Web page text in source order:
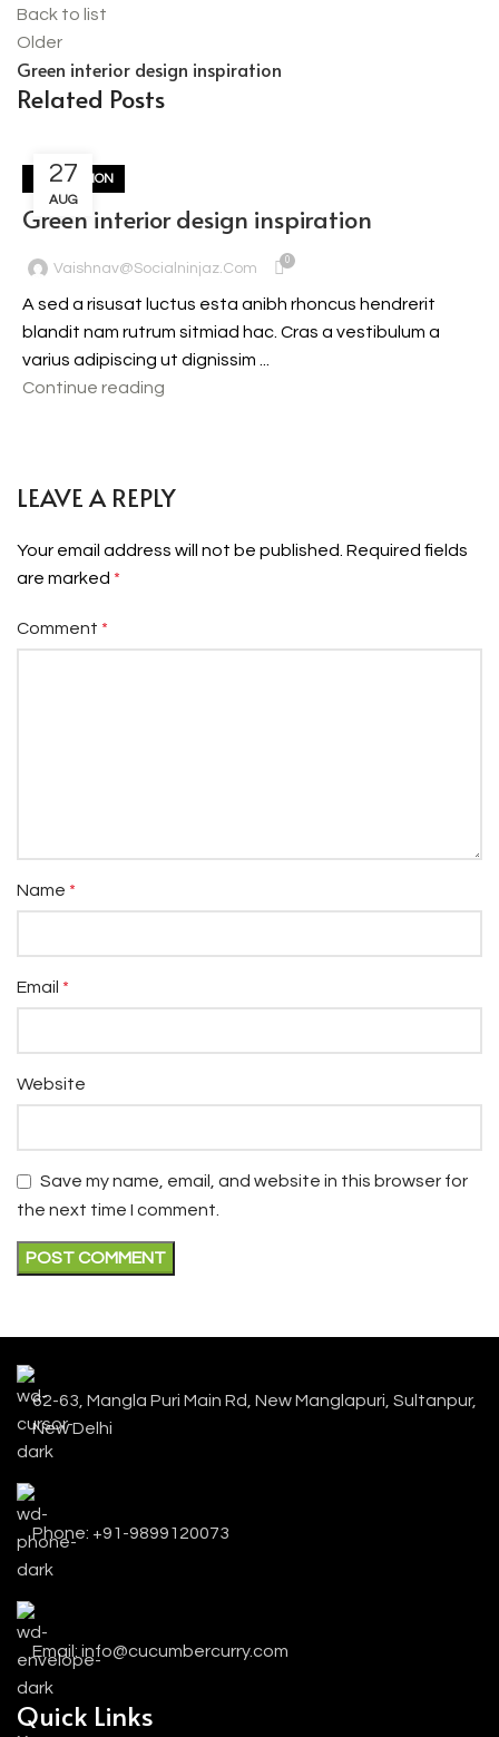
Back to list
Older
Green interior design inspiration
Related Posts
27
AUG
INSPIRATION
Green interior design inspiration
Vaishnav@socialninjaz.com 0
A sed a risusat luctus esta anibh rhoncus hendrerit
blandit nam rutrum sitmiad hac. Cras a vestibulum a
varius adipiscing ut dignissim ...
Continue reading
LEAVE A REPLY
Your email address will not be published. Required fields
are marked *
Comment *
Name *
Email *
Website
Save my name, email, and website in this browser for
the next time I comment.
62-63, Mangla Puri Main Rd, New Manglapuri, Sultanpur,
New Delhi
Phone: +91-9899120073
Email: info@cucumbercurry.com
Quick Links